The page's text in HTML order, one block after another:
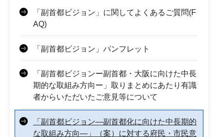
「副首都ビジョン」に関してよくあるご質問(F
AQ)
「副首都ビジョン」パンフレット
「副首都ビジョンー副首都・大阪に向けた中長
期的な取組み方向ー」取りまとめにあたり有識
者からいただいたご意見等について
「副首都ビジョン―副首都化に向けた中長期的
な取組み方向―」（案）に対する府民・市民意